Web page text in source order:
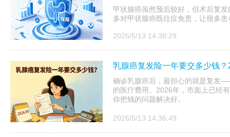
甲状腺癌虽然预后较好，但术后复
多对甲状腺癌既往症免责，让很多患
2026/5/13 14:38:29
乳腺癌复发险一年要交多少钱
确诊乳腺癌后，最担心的就是复发
的医疗费用。2026年，市面上已经
你把钱的问题解决好。
2026/5/13 14:36:49